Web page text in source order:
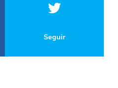
Seguir